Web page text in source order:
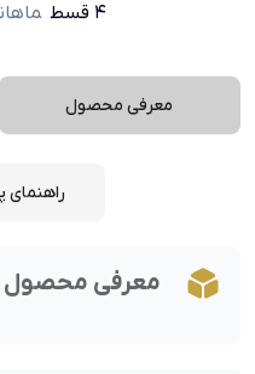
۴ قسط
معرفی محصول
معرفی محصول